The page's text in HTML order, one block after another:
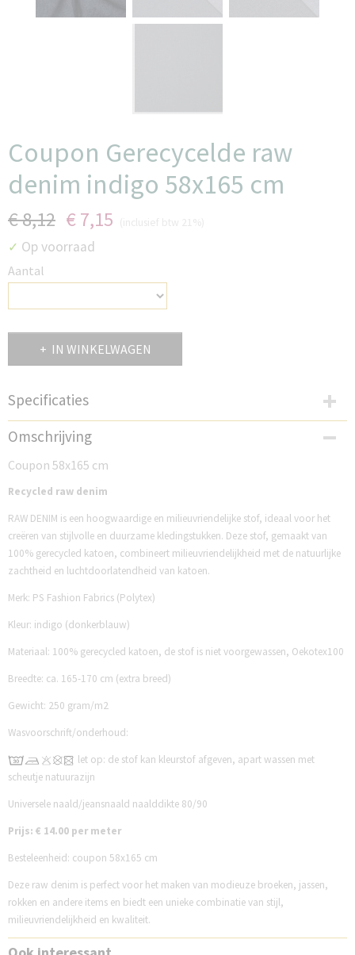
Coupon Gerecycelde raw
denim indigo 58x165 cm
€ 8,12 € 7,15
✓ Op voorraad
Aantal
IN WINKELWAGEN
Specificaties
Productcode
PS050RDI
Productcode leverancier
Omschrijving
Coupon 58x165 cm
Recycled raw denim
RAW DENIM is een hoogwaardige en milieuvriendelijke stof, ideaal voor het
creëren van stijlvolle en duurzame kledingstukken. Deze stof, gemaakt van
100% gerecycled katoen, combineert milieuvriendelijkheid met de natuurlijke
zachtheid en luchtdoorlatendheid van katoen.
Merk: PS Fashion Fabrics (Polytex)
Kleur: indigo (donkerblauw)
Materiaal: 100% gerecycled katoen, de stof is niet voorgewassen, Oekotex100
Breedte: ca. 165-170 cm (extra breed)
Gewicht: 250 gram/m2
Wasvoorschrift/onderhoud:
let op: de stof kan kleurstof afgeven, apart wassen met
scheutje natuurazijn
Universele naald/jeansnaald naalddikte 80/90
Prijs: € 14.00 per meter
Besteleenheid: coupon 58x165 cm
Deze raw denim is perfect voor het maken van modieuze broeken, jassen,
rokken en andere items en biedt een unieke combinatie van stijl,
milieuvriendelijkheid en kwaliteit.